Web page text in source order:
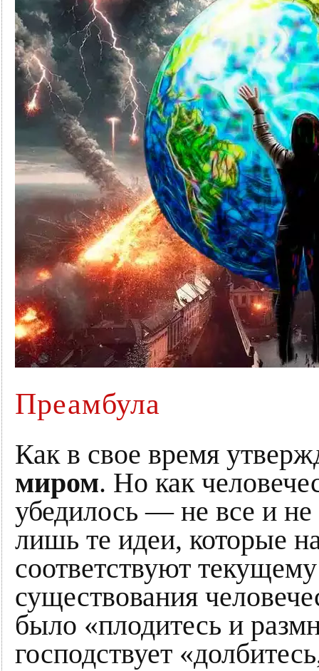
Преамбула
Как в свое время
миром. Но как
убедилось — не все и
лишь те идеи, которые
соответствуют
существования
было «плодитесь и
господствует